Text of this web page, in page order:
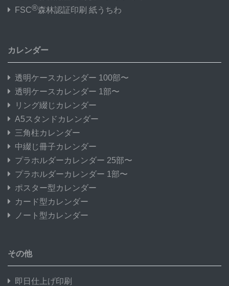
FSC®森林認証印刷 紙うちわ
カレンダー
透明ケースカレンダー 100部〜
透明ケースカレンダー 1部〜
リング綴じカレンダー
A5スタンドカレンダー
三角柱カレンダー
中綴じ冊子カレンダー
プラホルダーカレンダー 25部〜
プラホルダーカレンダー 1部〜
ポスター型カレンダー
カード型カレンダー
ノート型カレンダー
その他
即日仕上げ印刷